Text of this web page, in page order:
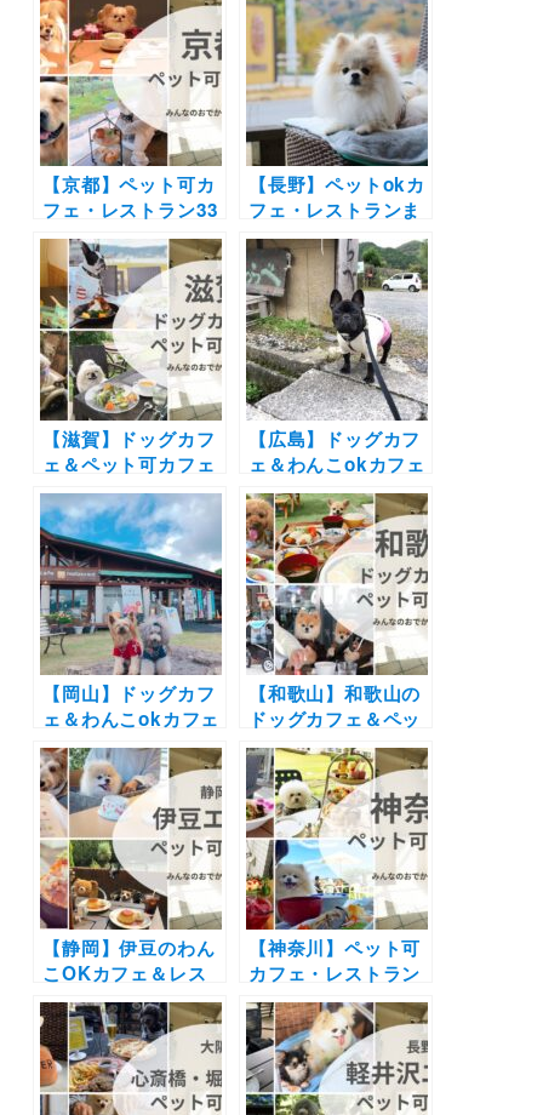
【京都】ペット可カ
フェ・レストラン33
選！店内OKの和菓
子店やドッグラン付
きのカフェまとめ｜
実際のおでかけレポ
ート付き
【長野】ペットokカ
フェ・レストランま
とめ30選！| 自然豊
かな景色に包まれて
お蕎麦やピザを愛犬
と楽しもう♪
【滋賀】ドッグカフ
ェ＆ペット可カフェ
22選 | 琵琶湖が見え
るカフェやドッグラ
ン付きのカフェなど
実際の愛犬とのおで
かけレポートを紹
介！
【広島】ドッグカフ
ェ＆わんこokカフェ
19選 | 店内同伴でコ
ース料理や手打ちそ
ばにお好み焼きも！
海が見える絶景カフ
ェなど実際のおでか
けレポート写真付き
【岡山】ドッグカフ
ェ＆わんこokカフェ
の写真レポートまと
め16選 | 倉敷に牛窓
そして蒜山の人気エ
リアの絶景カフェや
牡蠣や海鮮・パンケ
ーキを愛犬と一緒に
♪
【和歌山】和歌山の
ドッグカフェ＆ペッ
ト可カフェ17選 | 絶
景のオーシャンビュ
ーやお寺のレストラ
ンまで実際のおでか
けレポート写真付き
【静岡】伊豆のわん
こOKカフェ＆レス
トラン10選まとめ！
自然豊かなロケーシ
ョン、ドッグラン併
設やミュージアム内
カフェも♪
【神奈川】ペット可
カフェ・レストラン
30選 | 愛犬と一緒に
中華街の食べ放題や
アフタヌーンティー
を楽しもう♪